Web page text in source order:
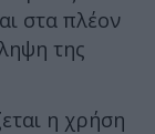
στα πλέον
της
η χρήση